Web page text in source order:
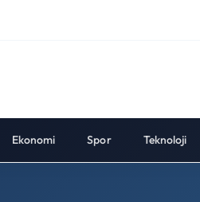
Ekonomi Spor Teknoloji